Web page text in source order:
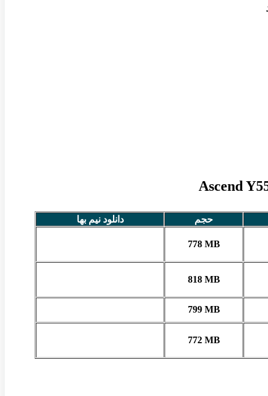
حجم دانلود نیم بها
778 MB
818 MB
799 MB
772 MB